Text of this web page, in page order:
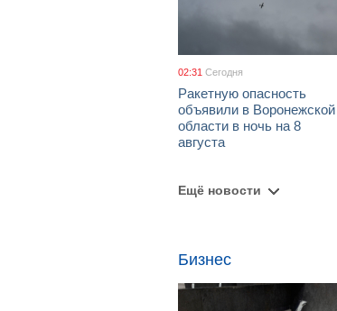
02:31 Сегодня
Ракетную опасность
объявили в Воронежской
области в ночь на 8
августа
Ещё новости
Бизнес